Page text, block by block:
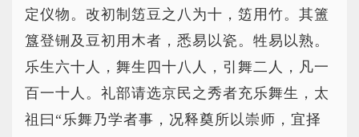
定仪物。改初制笾豆之八为十，笾用竹。其簠
簋登铏及豆初用木者，悉易以瓷。牲易以熟。
乐生六十人，舞生四十八人，引舞二人，凡一
百一十人。礼部请选京民之秀者充乐舞生，太
祖曰“乐舞乃学者事，况释奠所以崇师，宜择